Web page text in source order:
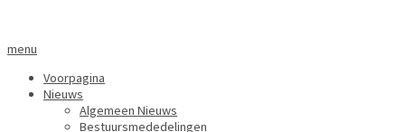
menu
Voorpagina
Nieuws
Algemeen Nieuws
Bestuursmededelingen